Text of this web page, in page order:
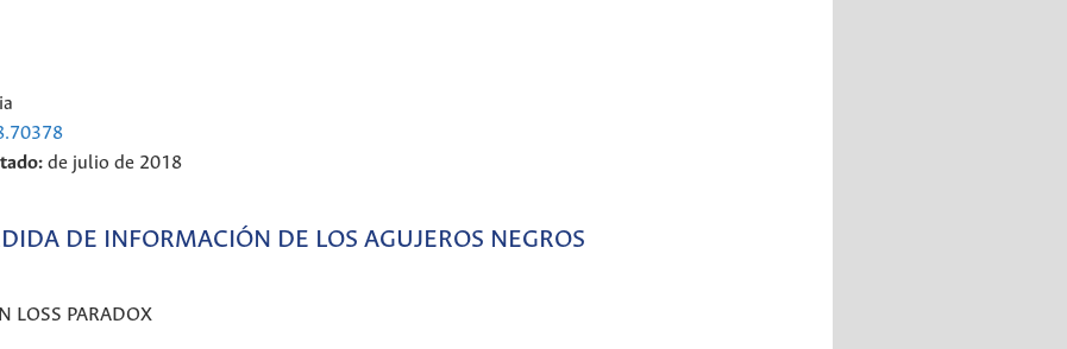
de julio de 2018
DE INFORMACIÓN DE LOS AGUJEROS NEGROS
LOSS PARADOX